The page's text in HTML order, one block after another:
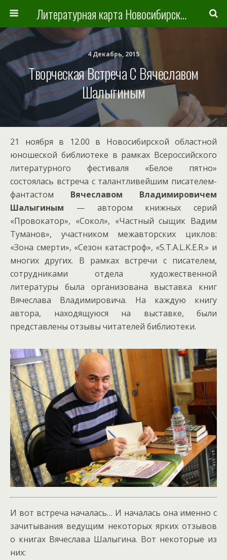
Литературная карта Новосибирска и Новосибирской области
4 Декабрь, 2015
Творческая Встреча С Вячеславом
Шалыгиным
21 ноября в 12.00 в Новосибирской областной
юношеской библиотеке в рамках Всероссийского
литературного фестиваля «Белое пятно»
состоялась встреча с талантливейшим писателем-
фантастом Вячеславом Владимировичем
Шалыгиным — автором книжных серий
«Провокатор», «Сокол», «Частный сыщик Вадим
Туманов», участником межавторских циклов:
«Зона смерти», «Сезон катастроф», «S.T.A.L.K.E.R.» и
многих других. В рамках встречи с писателем,
сотрудниками отдела художественной
литературы была организована выставка книг
Вячеслава Владимировича. На каждую книгу
автора, находящуюся на выставке, были
представлены отзывы читателей библиотеки.
И вот встреча началась… И началась она именно с
зачитывания ведущим некоторых ярких отзывов
о книгах Вячеслава Шалыгина. Вот некоторые из
них: